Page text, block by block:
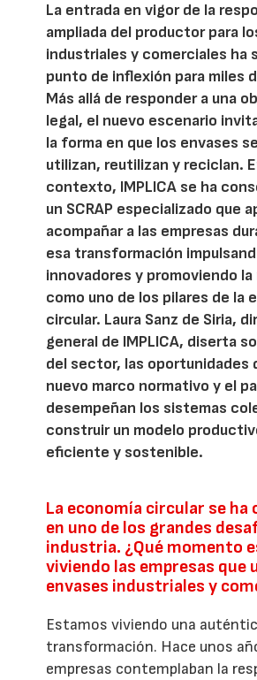
La entrada en vigor de la
ampliada del productor para
industriales y comerciales ha
punto de inflexión para miles
Más allá de responder a una
legal, el nuevo escenario
la forma en que los envases
utilizan, reutilizan y reciclan.
contexto, IMPLICA se ha
un SCRAP especializado que
acompañar a las empresas
esa transformación
innovadores y promoviendo
como uno de los pilares de la
circular. Laura Sanz de Siria,
general de IMPLICA, diserta
del sector, las oportunidades
nuevo marco normativo y el
desempeñan los sistemas
construir un modelo
eficiente y sostenible.
La economía circular se
en uno de los grandes
industria. ¿Qué momento
viviendo las empresas que
envases industriales y
Estamos viviendo una
transformación. Hace unos
empresas contemplaban la